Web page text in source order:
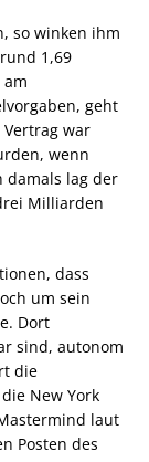
so winken ihm
1,69
geht
war
wenn
damals lag der
Milliarden
dass
um sein
Dort
sind, autonom
die
New York
laut
Posten des